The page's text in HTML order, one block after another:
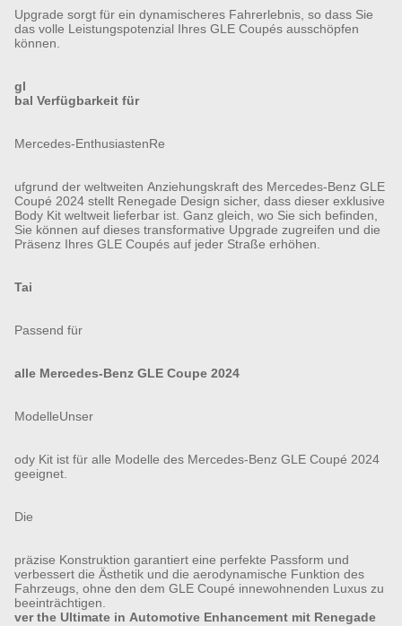
Upgrade sorgt für ein dynamischeres Fahrerlebnis, so dass Sie
das volle Leistungspotenzial Ihres GLE Coupés ausschöpfen
können.
gl
bal Verfügbarkeit für
Mercedes-EnthusiastenRe
ufgrund der weltweiten Anziehungskraft des Mercedes-Benz GLE
Coupé 2024 stellt Renegade Design sicher, dass dieser exklusive
Body Kit weltweit lieferbar ist. Ganz gleich, wo Sie sich befinden,
Sie können auf dieses transformative Upgrade zugreifen und die
Präsenz Ihres GLE Coupés auf jeder Straße erhöhen.
Tai
Passend für
alle Mercedes-Benz GLE Coupe 2024
ModelleUnser
ody Kit ist für alle Modelle des Mercedes-Benz GLE Coupé 2024
geeignet.
Die
präzise Konstruktion garantiert eine perfekte Passform und
verbessert die Ästhetik und die aerodynamische Funktion des
Fahrzeugs, ohne den dem GLE Coupé innewohnenden Luxus zu
beeinträchtigen.
ver the Ultimate in Automotive Enhancement mit Renegade